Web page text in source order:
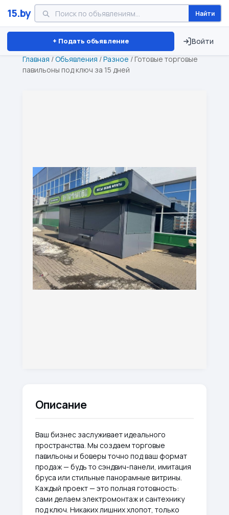
15.by Найти
+ Подать объявление Войти
Минск Витебск Брест ⏱ ТОЛЬКО 15 ДНЕЙ
Главная /Объявления /Разное / Готовые торговые
павильоны под ключ за 15 дней
Описание
Ваш бизнес заслуживает идеального
пространства. Мы создаем торговые
павильоны и боверы точно под ваш формат
продаж — будь то сэндвич-панели, имитация
бруса или стильные панорамные витрины.
Каждый проект — это полная готовность:
сами делаем электромонтаж и сантехнику
под ключ. Никаких лишних хлопот, только